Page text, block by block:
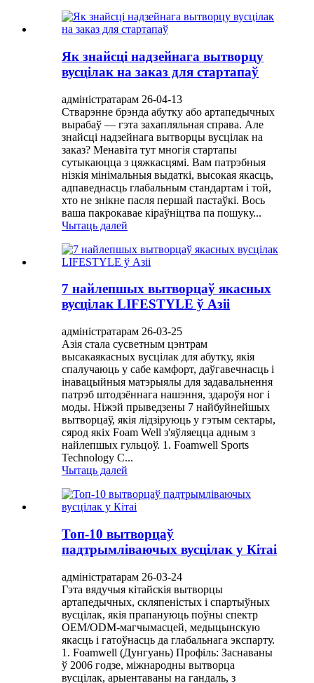
Як знайсці надзейнага вытворцу
вусцілак на заказ для стартапаў
адміністратарам 26-04-13
Стварэнне брэнда абутку або артапедычных
вырабаў — гэта захапляльная справа. Але
знайсці надзейнага вытворцы вусцілак на
заказ? Менавіта тут многія стартапы
сутыкаюцца з цяжкасцямі. Вам патрэбныя
нізкія мінімальныя выдаткі, высокая якасць,
адпаведнасць глабальным стандартам і той,
хто не знікне пасля першай пастаўкі. Вось
ваша пакрокавае кіраўніцтва па пошуку...
Чытаць далей
7 найлепшых вытворцаў якасных
вусцілак LIFESTYLE ў Азіі
адміністратарам 26-03-25
Азія стала сусветным цэнтрам
высакаякасных вусцілак для абутку, якія
спалучаюць у сабе камфорт, даўгавечнасць і
інавацыйныя матэрыялы для задавальнення
патрэб штодзённага нашэння, здароўя ног і
моды. Ніжэй прыведзены 7 найбуйнейшых
вытворцаў, якія лідзіруюць у гэтым сектары,
сярод якіх Foam Well з'яўляецца адным з
найлепшых гульцоў. 1. Foamwell Sports
Technology C...
Чытаць далей
Топ-10 вытворцаў
падтрымліваючых вусцілак у Кітаі
адміністратарам 26-03-24
Гэта вядучыя кітайскія вытворцы
артапедычных, скляпеністых і спартыўных
вусцілак, якія прапануюць поўны спектр
OEM/ODM-магчымасцей, медыцынскую
якасць і гатоўнасць да глабальнага экспарту.
1. Foamwell (Дунгуань) Профіль: Заснаваны
ў 2006 годзе, міжнародны вытворца
вусцілак, арыентаваны на гандаль, з